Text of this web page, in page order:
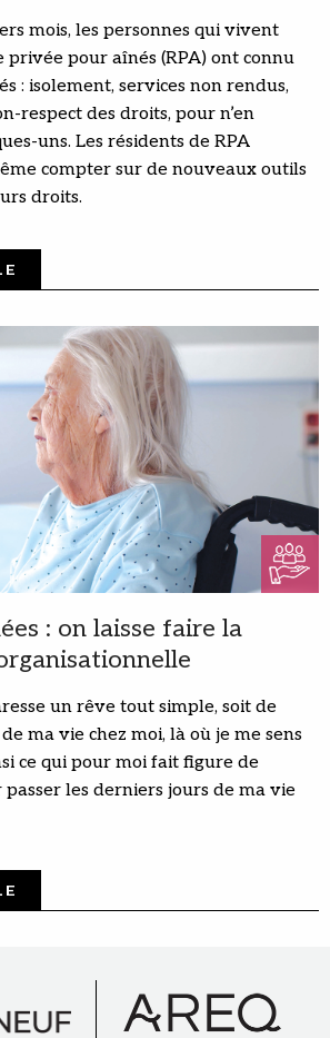
mois, les personnes qui vivent
privée pour aînés (RPA) ont connu
: isolement, services non rendus,
respect des droits, pour n’en
uns. Les résidents de RPA
compter sur de nouveaux outils
droits.
: on laisse faire la
un rêve tout simple, soit de
ma vie chez moi, là où je me sens
ce qui pour moi fait figure de
les derniers jours de ma vie